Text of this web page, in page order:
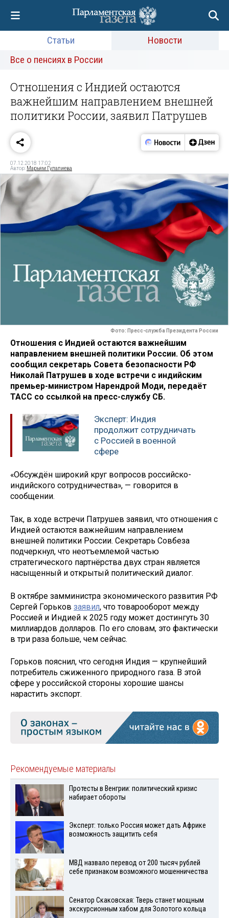
Статьи
Новости
Все о пенсиях в России
Отношения с Индией остаются
важнейшим направлением внешней
политики России, заявил Патрушев
07.12.2018 17:02
Автор: Марьям Гулалиева
Фото: Пресс-служба Президента России
Отношения с Индией остаются важнейшим
направлением внешней политики России. Об этом
сообщил секретарь Совета безопасности РФ
Николай Патрушев в ходе встречи с индийским
премьер-министром Нарендрой Моди, передаёт
ТАСС со ссылкой на пресс-службу СБ.
Эксперт: Индия
продолжит сотрудничать
с Россией в военной
сфере
«Обсуждён широкий круг вопросов российско-
индийского сотрудничества», — говорится в
сообщении.
Так, в ходе встречи Патрушев заявил, что отношения с
Индией остаются важнейшим направлением
внешней политики России. Секретарь Совбеза
подчеркнул, что неотъемлемой частью
стратегического партнёрства двух стран является
насыщенный и открытый политический диалог.
В октябре замминистра экономического развития РФ
Сергей Горьков заявил, что товарооборот между
Россией и Индией к 2025 году может достингуть 30
миллиардов долларов. По его словам, это фактически
в три раза больше, чем сейчас.
Горьков пояснил, что сегодня Индия — крупнейший
потребитель сжиженного природного газа. В этой
сфере у российской стороны хорошие шансы
нарастить экспорт.
Рекомендуемые материалы
Протесты в Венгрии: политический кризис
набирает обороты
Эксперт: только Россия может дать Африке
возможность защитить себя
МВД назвало перевод от 200 тысяч рублей
себе признаком возможного мошенничества
Сенатор Скаковская: Тверь станет мощным
экскурсионным хабом для Золотого кольца